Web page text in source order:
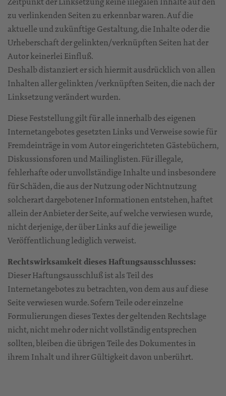
zu verlinkenden Seiten zu erkennbar waren. Auf die
aktuelle und zukünftige Gestaltung, die Inhalte oder die
Urheberschaft der gelinkten/verknüpften Seiten hat der
Autor keinerlei Einfluß.
Deshalb distanziert er sich hiermit ausdrücklich von allen
Inhalten aller gelinkten /verknüpften Seiten, die nach der
Linksetzung verändert wurden.
Diese Feststellung gilt für alle innerhalb des eigenen
Internetangebotes gesetzten Links und Verweise sowie für
Fremdeinträge in vom Autor eingerichteten Gästebüchern,
Diskussionsforen und Mailinglisten. Für illegale,
fehlerhafte oder unvollständige Inhalte und insbesondere
für Schäden, die aus der Nutzung oder Nichtnutzung
solcherart dargebotener Informationen entstehen, haftet
allein der Anbieter der Seite, auf welche verwiesen wurde,
nicht derjenige, der über Links auf die jeweilige
Veröffentlichung lediglich verweist.
Rechtswirksamkeit dieses Haftungsausschlusses:
Dieser Haftungsausschluß ist als Teil des
Internetangebotes zu betrachten, von dem aus auf diese
Seite verwiesen wurde. Sofern Teile oder einzelne
Formulierungen dieses Textes der geltenden Rechtslage
nicht, nicht mehr oder nicht vollständig entsprechen
sollten, bleiben die übrigen Teile des Dokumentes in
ihrem Inhalt und ihrer Gültigkeit davon unberührt.